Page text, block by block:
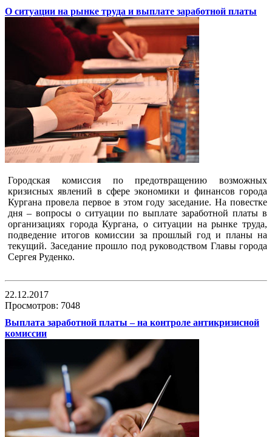
О ситуации на рынке труда и выплате заработной платы
Городская комиссия по предотвращению возможных
кризисных явлений в сфере экономики и финансов города
Кургана провела первое в этом году заседание. На повестке
дня – вопросы о ситуации по выплате заработной платы в
организациях города Кургана, о ситуации на рынке труда,
подведение итогов комиссии за прошлый год и планы на
текущий. Заседание прошло под руководством Главы города
Сергея Руденко.
22.12.2017
Просмотров: 7048
Выплата заработной платы – на контроле антикризисной
комиссии